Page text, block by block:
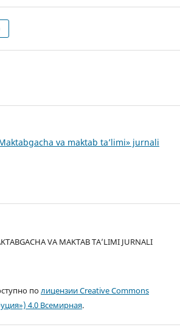
va maktab ta’limi» jurnali
VA MAKTAB TA’LIMI JURNALI
полицензии Creative Commons
4.0 Всемирная.